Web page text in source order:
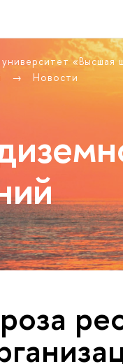
«Высшая
Новости